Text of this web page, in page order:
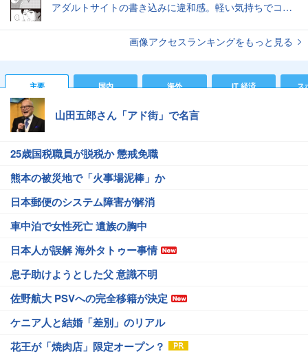
アダルトサイトの書き込みに違和感。軽い気持ちでコメントしてみると…／近畿地方のある場所について（1）
画像アクセスランキングをもっと見る
主要 国内 海外 IT 経済 ス
山田五郎さん「アド街」で名言
25歳国税職員が脱税か 懲戒免職
熊本の被災地で「火事場泥棒」か
日本郵便のシステム障害が解消
車中泊で女性死亡 遺族の胸中
日本人が誤解 海外タトゥー事情
息子助けようとした父 意識不明
佐野航大 PSVへの完全移籍が決定
ケニア人と結婚「差別」のリアル
花王が「焼肉店」限定オープン？